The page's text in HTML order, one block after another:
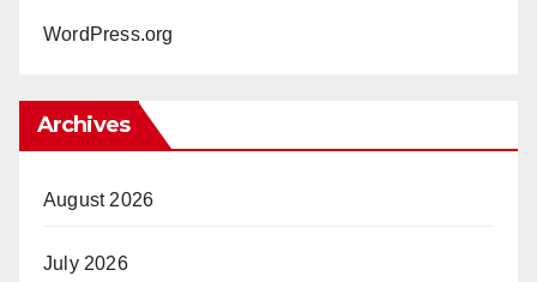
WordPress.org
Archives
August 2026
July 2026